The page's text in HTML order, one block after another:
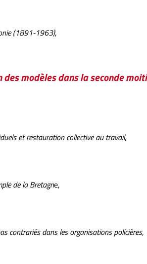
(1891-1963),
modèles dans la seconde
et restauration collective au travail,
de la Bretagne,
contrariés dans les organisations policières,